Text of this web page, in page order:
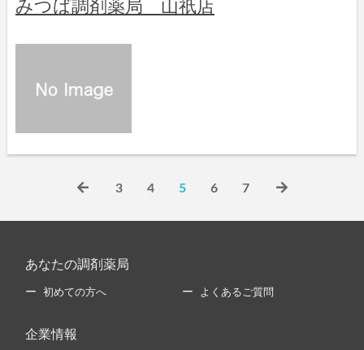
みつば調剤薬局 山祇店
3 4 5 6 7
あなたの調剤薬局
初めての方へ よくあるご質問
企業情報